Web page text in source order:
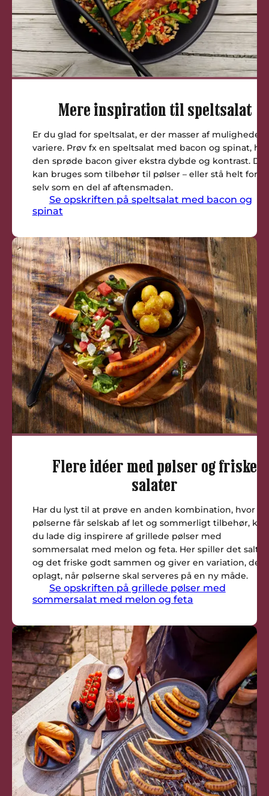
Mere inspiration til speltsalat
Er du glad for speltsalat, er der masser af muligheder
variere. Prøv fx en speltsalat med bacon og spinat,
den sprøde bacon giver ekstra dybde og kontrast.
kan bruges som tilbehør til pølser – eller stå helt for
selv som en del af aftensmaden.
Se opskriften på speltsalat med bacon og
spinat
Flere idéer med pølser og friske
salater
Har du lyst til at prøve en anden kombination, hvor
pølserne får selskab af let og sommerligt tilbehør, kan
du lade dig inspirere af grillede pølser med
sommersalat med melon og feta. Her spiller det salte
og det friske godt sammen og giver en variation, der
oplagt, når pølserne skal serveres på en ny måde.
Se opskriften på grillede pølser med
sommersalat med melon og feta